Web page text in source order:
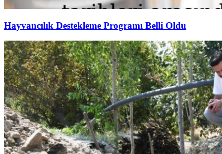
Hayvancılık Destekleme Programı Belli Oldu